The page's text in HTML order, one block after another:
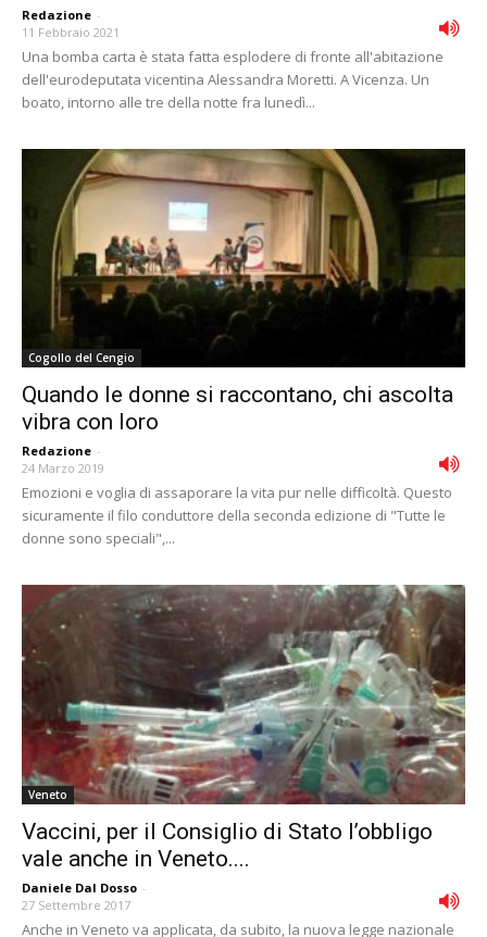
Redazione -
11 Febbraio 2021
Una bomba carta è stata fatta esplodere di fronte all'abitazione
dell'eurodeputata vicentina Alessandra Moretti. A Vicenza. Un
boato, intorno alle tre della notte fra lunedì...
Cogollo del Cengio
Quando le donne si raccontano, chi ascolta
vibra con loro
Redazione -
24 Marzo 2019
Emozioni e voglia di assaporare la vita pur nelle difficoltà. Questo
sicuramente il filo conduttore della seconda edizione di "Tutte le
donne sono speciali",...
Veneto
Vaccini, per il Consiglio di Stato l’obbligo
vale anche in Veneto....
Daniele Dal Dosso -
27 Settembre 2017
Anche in Veneto va applicata, da subito, la nuova legge nazionale